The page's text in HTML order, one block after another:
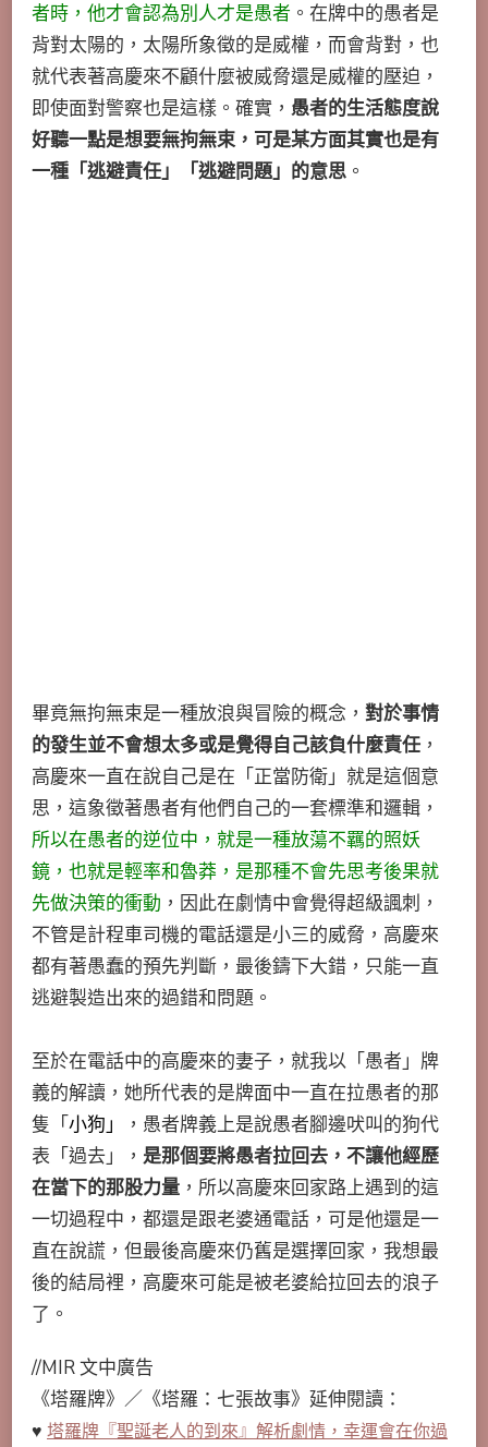
者時，他才會認為別人才是愚者 。在牌中的愚者是
背對太陽的，太陽所象徵的是威權，而會背對，也
就代表著高慶來不顧什麼被威脅還是威權的壓迫，
即使面對警察也是這樣。確實， 愚者的生活態度說
好聽一點是想要無拘無束，可是某方面其實也是有
一種「逃避責任」「逃避問題」的意思 。
畢竟無拘無束是一種放浪與冒險的概念， 對於事情
的發生並不會想太多或是覺得自己該負什麼責任 ，
高慶來一直在說自己是在「正當防衛」就是這個意
思，這象徵著愚者有他們自己的一套標準和邏輯，
所以在愚者的逆位中，就是一種放蕩不羈的照妖
鏡，也就是輕率和魯莽，是那種不會先思考後果就
先做決策的衝動 ，因此在劇情中會覺得超級諷刺，
不管是計程車司機的電話還是小三的威脅，高慶來
都有著愚蠢的預先判斷，最後鑄下大錯，只能一直
逃避製造出來的過錯和問題。
至於在電話中的高慶來的妻子，就我以「愚者」牌
義的解讀，她所代表的是牌面中一直在拉愚者的那
隻「小狗」
，愚者牌義上是說愚者腳邊吠叫的狗代
表「過去」， 是那個要將愚者拉回去，不讓他經歷
在當下的那股力量 ，所以高慶來回家路上遇到的這
一切過程中，都還是跟老婆通電話，可是他還是一
直在說謊，但最後高慶來仍舊是選擇回家，我想最
後的結局裡，高慶來可能是被老婆給拉回去的浪子
了。
//MIR 文中廣告
《塔羅牌》／《塔羅：七張故事》延伸閱讀：
♥ 塔羅牌『聖誕老人的到來』解析劇情，幸運會在你過